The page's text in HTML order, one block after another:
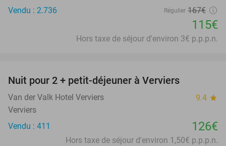
Vendu : 2.736
Régulier 167€
115€
Hors taxe de séjour d'environ 3€ p.p.p.n.
Nuit pour 2 + petit-déjeuner à Verviers
Van der Valk Hotel Verviers 9.4 star
Verviers
Vendu : 411
126€
Hors taxe de séjour d'environ 1,50€ p.p.p.n.